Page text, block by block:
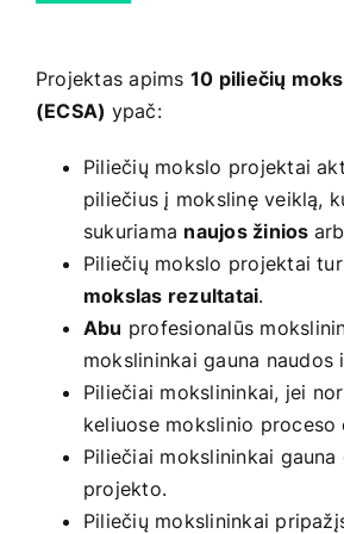
Projektas apims 10 piliečių
(ECSA) ypač:
Piliečių mokslo projektai
piliečius į mokslinę veiklą,
sukuriama naujos žinios
Piliečių mokslo projektai
mokslas rezultatai.
Abu profesionalūs
mokslininkai gauna naudos
Piliečiai mokslininkai, jei
keliuose mokslinio proceso
Piliečiai mokslininkai
projekto.
Piliečių mokslininkai